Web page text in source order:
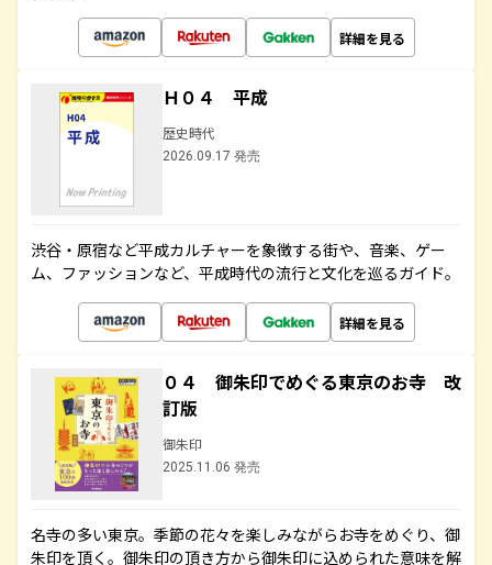
詳細を見る
Ｈ０４ 平成
歴史時代
2026.09.17 発売
渋谷・原宿など平成カルチャーを象徴する街や、音楽、ゲー
ム、ファッションなど、平成時代の流行と文化を巡るガイド。
詳細を見る
０４ 御朱印でめぐる東京のお寺 改
訂版
御朱印
2025.11.06 発売
名寺の多い東京。季節の花々を楽しみながらお寺をめぐり、御
朱印を頂く。御朱印の頂き方から御朱印に込められた意味を解